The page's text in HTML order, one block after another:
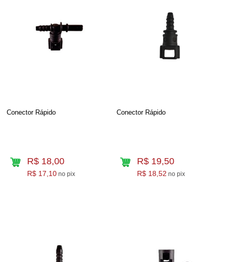
Conector Rápido
R$ 18,00
R$ 17,10 no pix
Conector Rápido
R$ 19,50
R$ 18,52 no pix